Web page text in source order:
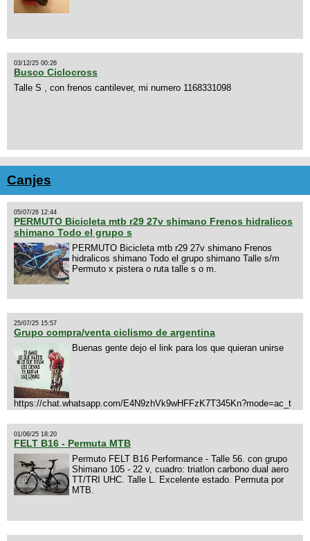
03/12/25 00:26
Busco Ciclocross
Talle S , con frenos cantilever, mi numero 1168331098
Canjes
05/07/26 12:44
PERMUTO Bicicleta mtb r29 27v shimano Frenos hidralicos
shimano Todo el grupo s
PERMUTO Bicicleta mtb r29 27v shimano Frenos
hidralicos shimano Todo el grupo shimano Talle s/m
Permuto x pistera o ruta talle s o m.
25/07/25 15:57
Grupo compra/venta ciclismo de argentina
Buenas gente dejo el link para los que quieran unirse
https://chat.whatsapp.com/E4N9zhVk9wHFFzK7T345Kn?mode=ac_t
01/06/25 18:20
FELT B16 - Permuta MTB
Permuto FELT B16 Performance - Talle 56. con grupo
Shimano 105 - 22 v, cuadro: triatlon carbono dual aero
TT/TRI UHC. Talle L. Excelente estado. Permuta por
MTB.